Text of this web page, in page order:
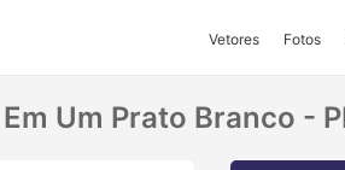
Vetores Fotos
Um Prato Branco -